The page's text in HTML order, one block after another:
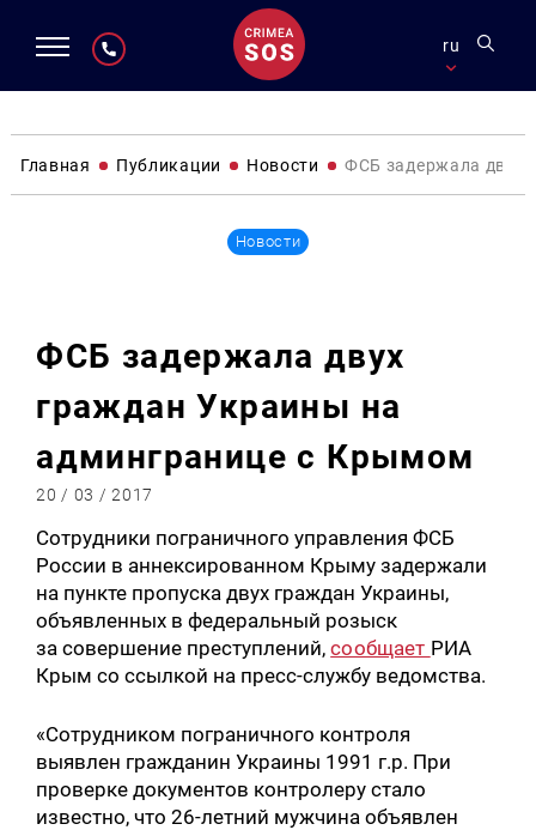
ru
Главная Публикации Новости ФСБ задержала двух
Новости
ФСБ задержала двух
граждан Украины на
админгранице с Крымом
20 / 03 / 2017
Сотрудники пограничного управления ФСБ
России в аннексированном Крыму задержали
на пункте пропуска двух граждан Украины,
объявленных в федеральный розыск
за совершение преступлений,сообщает РИА
Крым со ссылкой на пресс-службу ведомства.
«Сотрудником пограничного контроля
выявлен гражданин Украины 1991 г.р. При
проверке документов контролеру стало
известно, что 26-летний мужчина объявлен